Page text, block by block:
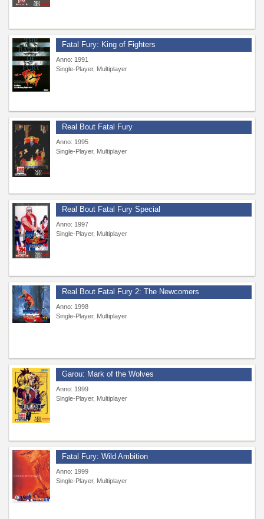
Fatal Fury: King of Fighters
Anno: 1991
Single-Player, Multiplayer
Real Bout Fatal Fury
Anno: 1995
Single-Player, Multiplayer
Real Bout Fatal Fury Special
Anno: 1997
Single-Player, Multiplayer
Real Bout Fatal Fury 2: The Newcomers
Anno: 1998
Single-Player, Multiplayer
Garou: Mark of the Wolves
Anno: 1999
Single-Player, Multiplayer
Fatal Fury: Wild Ambition
Anno: 1999
Single-Player, Multiplayer